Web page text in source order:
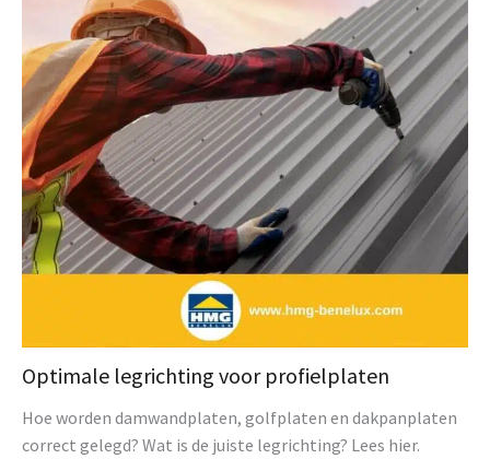
Optimale legrichting voor profielplaten
Hoe worden damwandplaten, golfplaten en dakpanplaten
correct gelegd? Wat is de juiste legrichting? Lees hier.